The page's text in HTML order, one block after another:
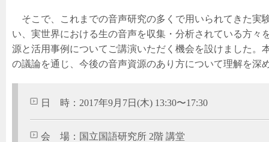
そこで、これまでの音声研究の多くで用いられてきた実
い、実世界における生の音声を収集・分析されている方々
源と活用事例についてご講演いただく機会を設けました。
の議論を通じ、今後の音声資源のあり方について理解を深
日 時：2017年9月7日(木) 13:30〜17:30
会 場：国立国語研究所 2階 講堂